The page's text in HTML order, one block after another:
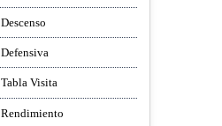
Descenso
Defensiva
Tabla Visita
Rendimiento